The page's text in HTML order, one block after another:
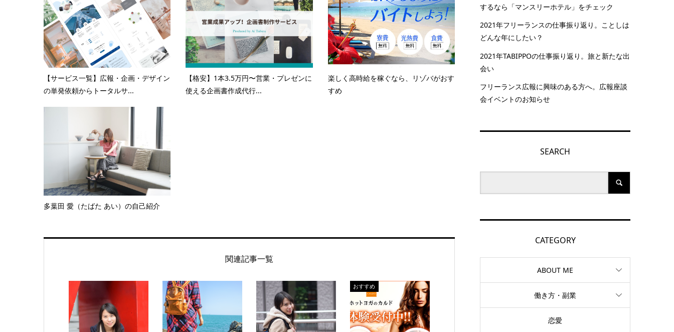
【サービス一覧】広報・企画・デザイン
の単発依頼からトータルサ...
【格安】1本3.5万円〜営業・プレゼンに
使える企画書作成代行...
楽しく高時給を稼ぐなら、リゾバがおす
すめ
多葉田 愛（たばた あい）の自己紹介
関連記事一覧
おすすめ
するなら「マンスリーホテル」をチェック
2021年フリーランスの仕事振り返り。ことしは
どんな年にしたい？
2021年TABIPPOの仕事振り返り。旅と新たな出
会い
フリーランス広報に興味のある方へ。広報座談
会イベントのお知らせ
SEARCH
CATEGORY
ABOUT ME
働き方・副業
恋愛